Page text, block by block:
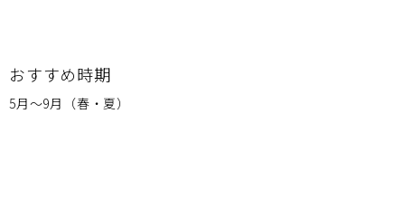
おすすめ時期
5月〜9月（春・夏）